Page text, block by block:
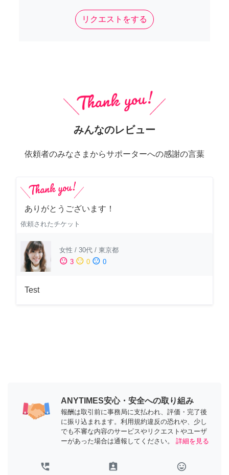
リクエストをする
みんなのレビュー
依頼者のみなさまからサポーターへの感謝の言葉
ありがとうございます！
依頼されたチケット
女性 / 30代 / 東京都
sentiment_satisfied 3 sentiment_neutral 0 sentiment_dissatisfied 0
Test
ANYTIMES安心・安全への取り組み
報酬は取引前に事務局に支払われ、評価・完了後
に振り込まれます。利用規約違反の恐れや、少し
でも不審な内容のサービスやリクエストやユーザ
ーがあった場合は通報してください。
詳細を見る
perm_phone_msg assignment_ind tag_faces